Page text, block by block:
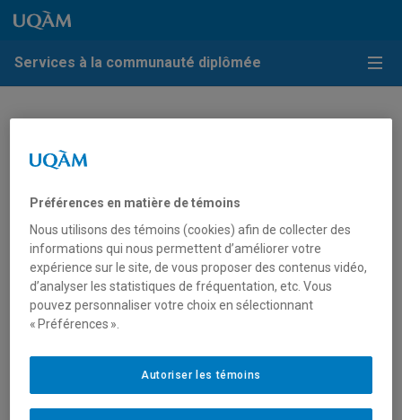
Passer au contenu
Accéder au menu principal
Accéder à la recherche
Passer au contenu
Accéder au menu principal
Services à la communauté diplômée
Menu
l’UQAM propose aux personnes diplômées une variété de
services de santé touchant tant la prévention que la
réadaptation.
Préférences en matière de témoins
Nous utilisons des témoins (cookies) afin de collecter des
informations qui nous permettent d’améliorer votre
expérience sur le site, de vous proposer des contenus vidéo,
d’analyser les statistiques de fréquentation, etc. Vous
pouvez personnaliser votre choix en sélectionnant
« Préférences ».
Autoriser les témoins